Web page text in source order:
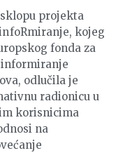
projekta
kojeg
fonda za
informiranje
odlučila je
radionicu u
korisnicima
na